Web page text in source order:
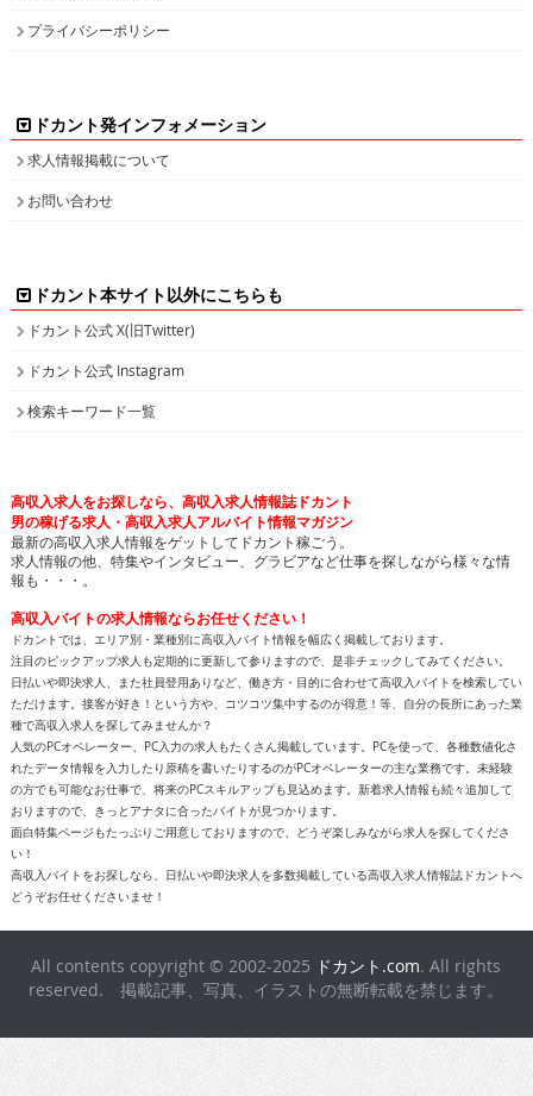
プライバシーポリシー
ドカント発インフォメーション
求人情報掲載について
お問い合わせ
ドカント本サイト以外にこちらも
ドカント公式 X(旧Twitter)
ドカント公式 Instagram
検索キーワード一覧
高収入求人をお探しなら、高収入求人情報誌ドカント
男の稼げる求人・高収入求人アルバイト情報マガジン
最新の高収入求人情報をゲットしてドカント稼ごう。
求人情報の他、特集やインタビュー、グラビアなど仕事を探しながら様々な情
報も・・・。
高収入バイトの求人情報ならお任せください！
ドカントでは、エリア別・業種別に高収入バイト情報を幅広く掲載しております。
注目のピックアップ求人も定期的に更新して参りますので、是非チェックしてみてください。
日払いや即決求人、また社員登用ありなど、働き方・目的に合わせて高収入バイトを検索してい
ただけます。接客が好き！という方や、コツコツ集中するのが得意！等、自分の長所にあった業
種で高収入求人を探してみませんか？
人気のPCオペレーター、PC入力の求人もたくさん掲載しています。PCを使って、各種数値化さ
れたデータ情報を入力したり原稿を書いたりするのがPCオペレーターの主な業務です。未経験
の方でも可能なお仕事で、将来のPCスキルアップも見込めます。新着求人情報も続々追加して
おりますので、きっとアナタに合ったバイトが見つかります。
面白特集ページもたっぷりご用意しておりますので、どうぞ楽しみながら求人を探してくださ
い！
高収入バイトをお探しなら、日払いや即決求人を多数掲載している高収入求人情報誌ドカントへ
どうぞお任せくださいませ！
All contents copyright © 2002-2025 ドカント.com. All rights
reserved. 掲載記事、写真、イラストの無断転載を禁じます。